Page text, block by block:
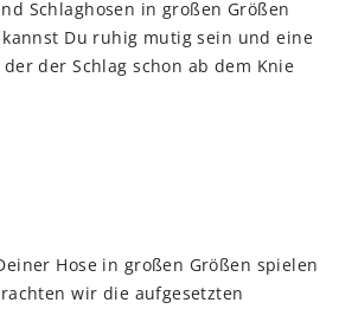
Schlaghosen in großen Größen
Du ruhig mutig sein und eine
der Schlag schon ab dem Knie
Hose in großen Größen spielen
wir die aufgesetzten